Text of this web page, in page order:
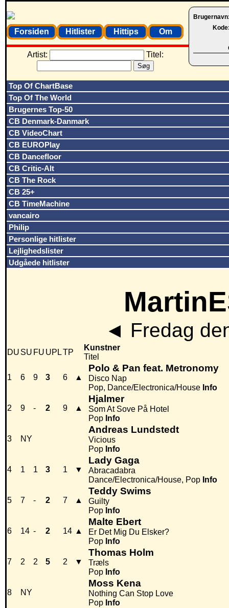
Forsiden Hitlister Hittips Om
Artist: Titel:
Top Of ChartBase
Top Of The World
Brugernes Top-50
CB Denmark-Danmark
CB VideoChart
CB EUROPlay
CB Dancefloor
CB Critic-Alt
CB The Rock
CB 25+
CB TimeMachine
vancairo
Philip
Personlige hitlister
Lejlighedslister
Udgåede hitlister
◄ Fredag
DU SU FU UPLTP
Kunstner
Titel
1 6 9 3 6 ▲
Polo & Pan feat. Metronomy
Disco Nap
Pop, Dance/Electronica/House Info
2 9 - 2 9 ▲
Hjalmer
Som At Sove På Hotel
Pop Info
3 NY
Andreas Lundstedt
Vicious
Pop Info
4 1 1 3 1 ▼
Lady Gaga
Abracadabra
Dance/Electronica/House, Pop Info
5 7 - 2 7 ▲
Teddy Swims
Guilty
Pop Info
6 14 - 2 14 ▲
Malte Ebert
Er Det Mig Du Elsker?
Pop Info
7 2 2 5 2 ▼
Thomas Holm
Træls
Pop Info
8 NY
Moss Kena
Nothing Can Stop Love
Pop Info